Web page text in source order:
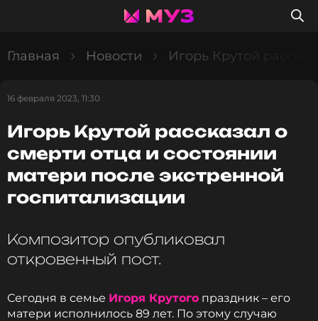
Главная Новости Игорь Крутой
16 февраля 2023, 11:30
Игорь Крутой рассказал о
смерти отца и состоянии
матери после экстренной
госпитализации
Композитор опубликовал
откровенный пост.
Сегодня в семье Игоря Крутого праздник – его
матери исполнилось 89 лет. По этому случаю